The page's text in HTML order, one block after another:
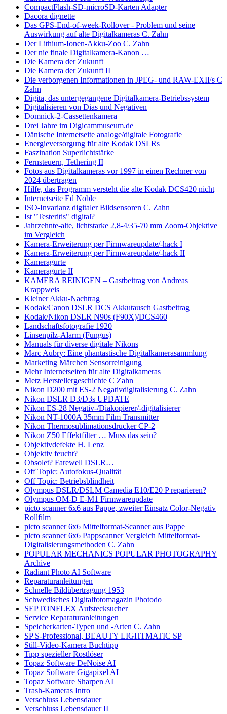
CompactFlash-SD-microSD-Karten Adapter
Dacora dignette
Das GPS-End-of-week-Rollover - Problem und seine
Auswirkung auf alte Digitalkameras C. Zahn
Der Lithium-Ionen-Akku-Zoo C. Zahn
Der nie finale Digitalkamera-Kanon …
Die Kamera der Zukunft
Die Kamera der Zukunft II
Die verborgenen Informationen in JPEG- und RAW-EXIFs C
Zahn
Digita, das untergegangene Digitalkamera-Betriebssystem
Digitalisieren von Dias und Negativen
Domnick-2-Cassettenkamera
Drei Jahre im Digicammuseum.de
Dänische Internetseite analoge/digitale Fotografie
Energieversorgung für alte Kodak DSLRs
Faszination Superlichtstärke
Fernsteuern, Tethering II
Fotos aus Digitalkameras vor 1997 in einen Rechner von
2024 übertragen
Hilfe, das Programm versteht die alte Kodak DCS420 nicht
Internetseite Ed Noble
ISO-Invarianz digitaler Bildsensoren C. Zahn
Ist "Testeritis" digital?
Jahrzehnte-alte, lichtstarke 2,8-4/35-70 mm Zoom-Objektive
im Vergleich
Kamera-Erweiterung per Firmwareupdate/-hack I
Kamera-Erweiterung per Firmwareupdate/-hack II
Kameragurte
Kameragurte II
KAMERA REINIGEN – Gastbeitrag von Andreas
Krappweis
Kleiner Akku-Nachtrag
Kodak/Canon DSLR DCS Akkutausch Gastbeitrag
Kodak/Nikon DSLR N90s (F90X)/DCS460
Landschaftsfotografie 1920
Linsenpilz-Alarm (Fungus)
Manuals für diverse digitale Nikons
Marc Aubry: Eine phantastische Digitalkamerasammlung
Marketing Märchen Sensorreinigung
Mehr Internetseiten für alte Digitalkameras
Metz Herstellergeschichte C Zahn
Nikon D200 mit ES-2 Negativdigitalisierung C. Zahn
Nikon DSLR D3/D3s UPDATE
Nikon ES-28 Negativ-/Diakopierer/-digitalisierer
Nikon NT-1000A 35mm Film Transmitter
Nikon Thermosublimationsdrucker CP-2
Nikon Z50 Effektfilter … Muss das sein?
Objektivdefekte H. Lenz
Objektiv feucht?
Obsolet? Farewell DSLR…
Off Topic: Autofokus-Qualität
Off Topic: Betriebsblindheit
Olympus DSLR/DSLM Camedia E10/E20 P reparieren?
Olympus OM-D E-M1 Firmwareupdate
picto scanner 6x6 aus Pappe, zweiter Einsatz Color-Negativ
Rollfilm
picto scanner 6x6 Mittelformat-Scanner aus Pappe
picto scanner 6x6 Pappscanner Vergleich Mittelformat-
Digitalisierungsmethoden C. Zahn
POPULAR MECHANICS POPULAR PHOTOGRAPHY
Archive
Radiant Photo AI Software
Reparaturanleitungen
Schnelle Bildübertragung 1953
Schwedisches Digitalfotomagazin Photodo
SEPTONFLEX Aufstecksucher
Service Reparaturanleitungen
Speicherkarten-Typen und -Arten C. Zahn
SP S-Professional, BEAUTY LIGHTMATIC SP
Still-Video-Kamera Buchtipp
Tipp spezieller Rostlöser
Topaz Software DeNoise AI
Topaz Software Gigapixel AI
Topaz Software Sharpen AI
Trash-Kameras Intro
Verschluss Lebensdauer
Verschluss Lebensdauer II